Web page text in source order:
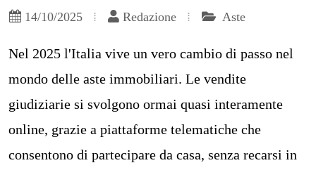
14/10/2025
Redazione Aste
Nel 2025 l'Italia vive un vero cambio di passo nel
mondo delle aste immobiliari. Le vendite
giudiziarie si svolgono ormai quasi interamente
online, grazie a piattaforme telematiche che
consentono di partecipare da casa, senza recarsi in